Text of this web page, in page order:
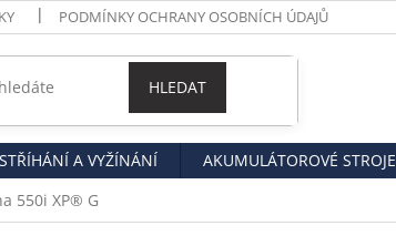
PODMÍNKY OCHRANY OSOBNÍCH ÚDAJŮ
HLEDAT
STŘÍHÁNÍ A VYŽÍNÁNÍ AKUMULÁTOROVÉ STROJE
550i XP® G